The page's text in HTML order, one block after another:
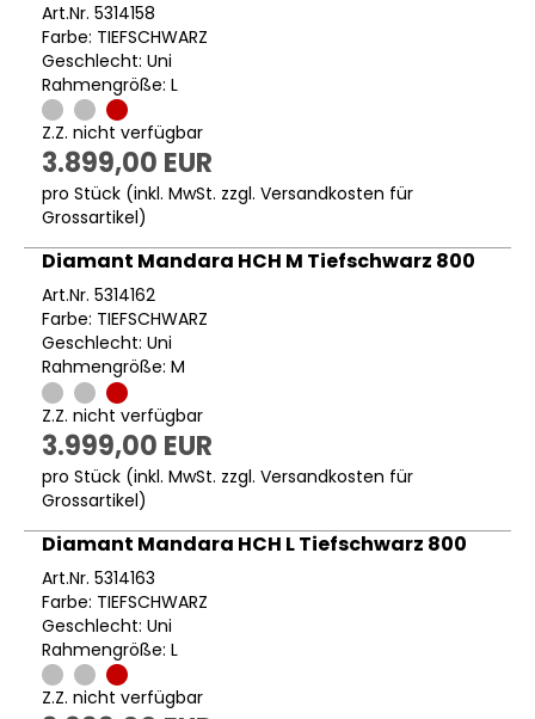
Art.Nr. 5314158
Farbe: TIEFSCHWARZ
Geschlecht: Uni
Rahmengröße: L
Z.Z. nicht verfügbar
3.899,00 EUR
pro Stück (inkl. MwSt. zzgl. Versandkosten für
Grossartikel)
Diamant Mandara HCH M Tiefschwarz 800
Art.Nr. 5314162
Farbe: TIEFSCHWARZ
Geschlecht: Uni
Rahmengröße: M
Z.Z. nicht verfügbar
3.999,00 EUR
pro Stück (inkl. MwSt. zzgl. Versandkosten für
Grossartikel)
Diamant Mandara HCH L Tiefschwarz 800
Art.Nr. 5314163
Farbe: TIEFSCHWARZ
Geschlecht: Uni
Rahmengröße: L
Z.Z. nicht verfügbar